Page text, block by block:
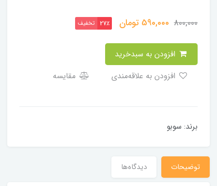
800,000
590,000 تومان 27٪ تخفیف
مقایسه
برند: سوبو
توضیحات دیدگاه‌ها